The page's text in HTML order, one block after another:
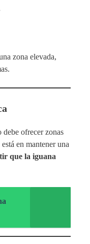
zona elevada,
ofrecer zonas
en mantener una
que la iguana